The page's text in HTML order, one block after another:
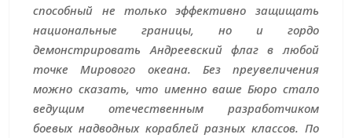
способный не только эффективно защищать
национальные границы, но и гордо
демонстрировать Андреевский флаг в любой
точке Мирового океана. Без преувеличения
можно сказать, что именно ваше Бюро стало
ведущим отечественным разработчиком
боевых надводных кораблей разных классов. По